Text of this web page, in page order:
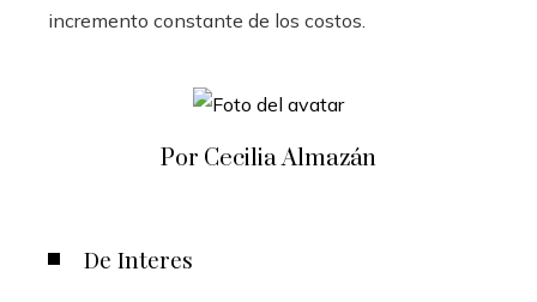
incremento constante de los costos.
Por Cecilia Almazán
De Interes